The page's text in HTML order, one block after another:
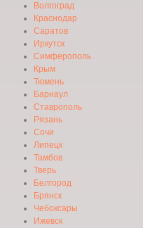
Волгоград
Краснодар
Саратов
Иркутск
Симферополь
Крым
Тюмень
Барнаул
Ставрополь
Рязань
Сочи
Липецк
Тамбов
Тверь
Белгород
Брянск
Чебоксары
Ижевск